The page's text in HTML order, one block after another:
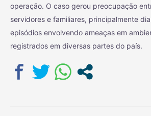
operação. O caso gerou preocupação
servidores e familiares, principalmente
episódios envolvendo ameaças em
registrados em diversas partes do país.